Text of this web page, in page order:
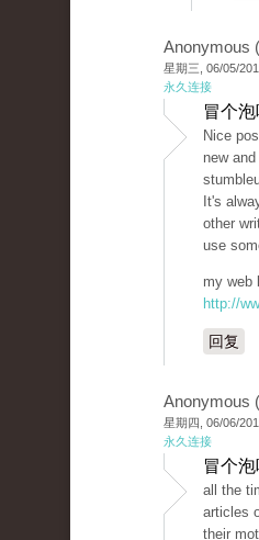
Anonymous
星期三, 06/05/
永久连接
冒个
Nice
new and
It's
other
use
my web
http://
回复
Anonymous
星期四, 06/06/
永久连接
冒个
all the
articles
their